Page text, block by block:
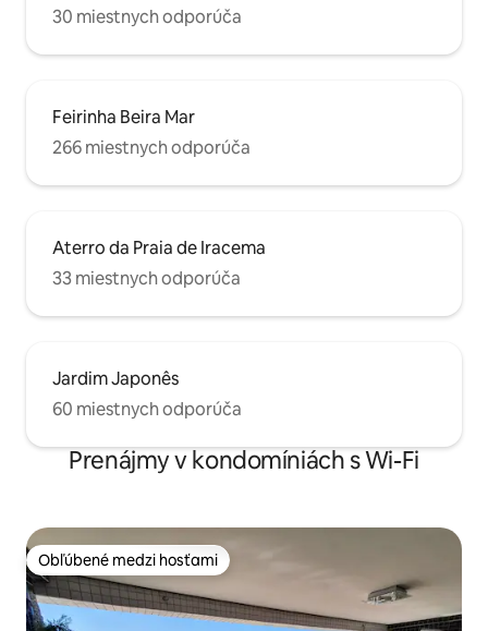
30 miestnych odporúča
Feirinha Beira Mar
266 miestnych odporúča
Aterro da Praia de Iracema
33 miestnych odporúča
Jardim Japonês
60 miestnych odporúča
Prenájmy v kondomíniách s Wi-Fi
Obľúbené medzi hosťami
Obľúbené medzi hosťami